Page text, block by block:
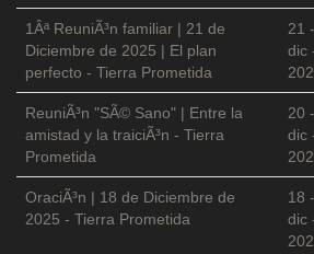
1Âª ReuniÃ³n familiar | 21 de
Diciembre de 2025 | El plan
perfecto - Tierra Prometida
21 -
dic
ReuniÃ³n "SÃ© Sano" | Entre la
amistad y la traiciÃ³n - Tierra
Prometida
20 -
dic
OraciÃ³n | 18 de Diciembre de
2025 - Tierra Prometida
18 -
dic